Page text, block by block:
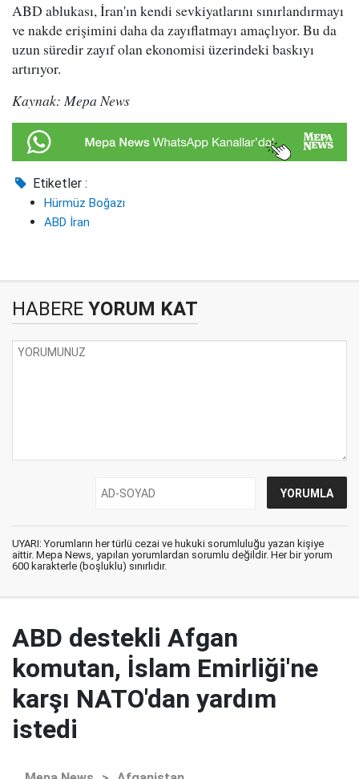
ABD ablukası, İran'ın kendi sevkiyatlarını sınırlandırmayı
ve nakde erişimini daha da zayıflatmayı amaçlıyor. Bu da
uzun süredir zayıf olan ekonomisi üzerindeki baskıyı
artırıyor.
Kaynak: Mepa News
Etiketler :
Hürmüz Boğazı
ABD İran
HABERE YORUM KAT
UYARI: Yorumların her türlü cezai ve hukuki sorumluluğu yazan kişiye
aittir. Mepa News, yapılan yorumlardan sorumlu değildir. Her bir yorum
600 karakterle (boşluklu) sınırlıdır.
ABD destekli Afgan
komutan, İslam Emirliği'ne
karşı NATO'dan yardım
istedi